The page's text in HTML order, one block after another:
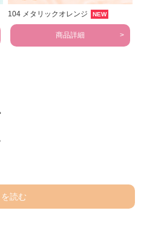
104 メタリックオレンジ NEW
商品詳細